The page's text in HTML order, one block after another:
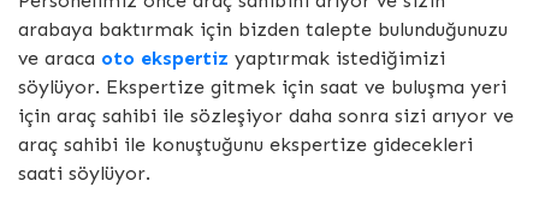
arabaya baktırmak için bizden talepte bulunduğunuzu
ve araca oto ekspertiz yaptırmak istediğimizi
söylüyor. Ekspertize gitmek için saat ve buluşma yeri
için araç sahibi ile sözleşiyor daha sonra sizi arıyor ve
araç sahibi ile konuştuğunu ekspertize gidecekleri
saati söylüyor.